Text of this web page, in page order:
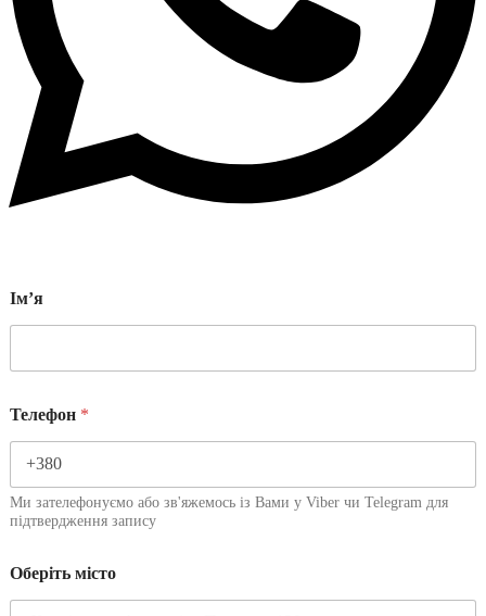
Імʼя
Телефон *
Ми зателефонуємо або зв'яжемось із Вами у Viber чи Telegram для
підтвердження запису
Оберіть місто